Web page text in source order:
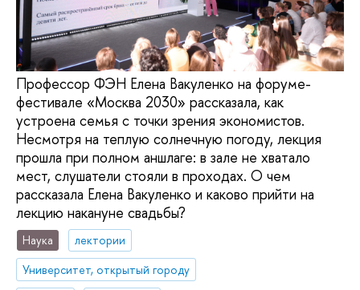
Профессор ФЭН Елена Вакуленко на форуме-
фестивале «Москва 2030» рассказала, как
устроена семья с точки зрения экономистов.
Несмотря на теплую солнечную погоду, лекция
прошла при полном аншлаге: в зале не хватало
мест, слушатели стояли в проходах. О чем
рассказала Елена Вакуленко и каково прийти на
лекцию накануне свадьбы?
Наука
лектории
Университет, открытый городу